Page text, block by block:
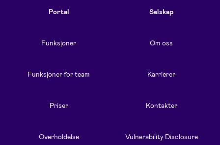
Portal
Funksjoner
Funksjoner for team
Priser
Overholdelse
Selskap
Om oss
Karrierer
Kontakter
Vulnerability Disclosure